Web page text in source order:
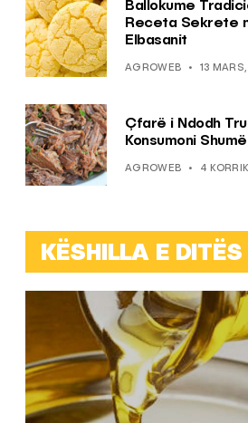
Ballokume
Receta Sekrete
Elbasanit
AGROWEB 13
Çfarë i Ndodh
Konsumoni
AGROWEB 4
KËSHILLA E DITËS